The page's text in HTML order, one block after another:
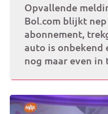
Opvallende
Bol.com blijkt nep
abonnement,
auto is
nog maar even in